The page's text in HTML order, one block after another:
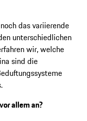
das variierende
unterschiedlichen
wir, welche
sind die
allem an?